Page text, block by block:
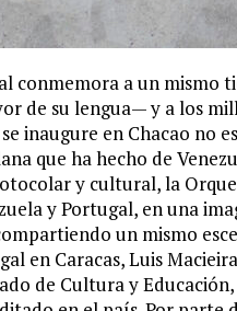
conmemora a un
de su lengua— y a los
inaugure en Chacao no
que ha hecho de
y cultural, la
y Portugal, en una
un mismo
en Caracas, Luis
de Cultura y